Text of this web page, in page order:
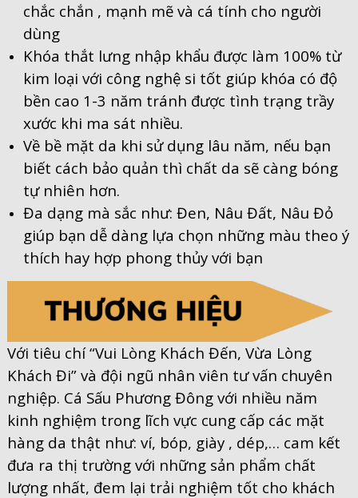
chắc chắn , mạnh mẽ và cá tính cho người
dùng
Khóa thắt lưng nhập khẩu được làm 100% từ
kim loại với công nghệ si tốt giúp khóa có độ
bền cao 1-3 năm tránh được tình trạng trầy
xước khi ma sát nhiều.
Về bề mặt da khi sử dụng lâu năm, nếu bạn
biết cách bảo quản thì chất da sẽ càng bóng
tự nhiên hơn.
Đa dạng mà sắc như: Đen, Nâu Đất, Nâu Đỏ
giúp bạn dễ dàng lựa chọn những màu theo ý
thích hay hợp phong thủy với bạn
Với tiêu chí “Vui Lòng Khách Đến, Vừa Lòng
Khách Đi” và đội ngũ nhân viên tư vấn chuyên
nghiệp. Cá Sấu Phương Đông với nhiều năm
kinh nghiệm trong lĩch vực cung cấp các mặt
hàng da thật như: ví, bóp, giày , dép,… cam kết
đưa ra thị trường với những sản phẩm chất
lượng nhất, đem lại trải nghiệm tốt cho khách